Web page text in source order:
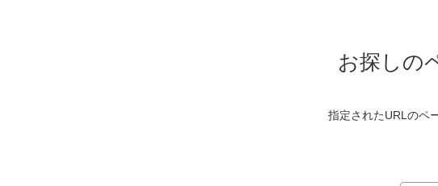
お探しの
指定されたURLのペ